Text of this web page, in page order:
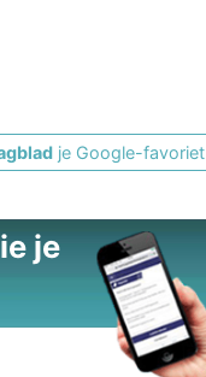
je Google-favoriet
je